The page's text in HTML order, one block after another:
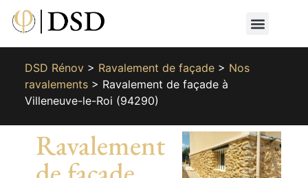
DSD Rénov> Ravalement de façade> Nos
ravalements> Ravalement de façade à
Villeneuve-le-Roi (94290)
Ravalement